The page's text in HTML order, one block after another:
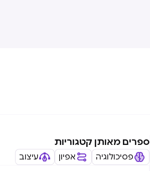
ספרים מאותן קטגוריות
פסיכולוגיה אפיון עיצוב